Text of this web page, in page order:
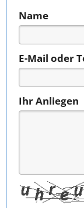
Name
E-Mail oder
Ihr Anliegen